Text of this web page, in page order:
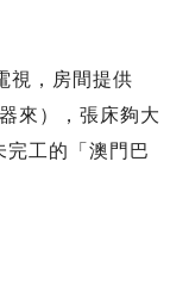
視，房間提供
來），張床夠大
完工的「澳門巴